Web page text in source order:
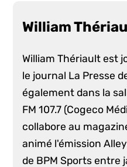
William
William Thériault est
le journal La Presse
également dans la
FM 107.7 (Cogeco
collabore au
animé l'émission
de BPM Sports entre